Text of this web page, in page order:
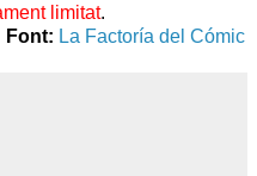
limitat.
Font: La Factoría del Cómic